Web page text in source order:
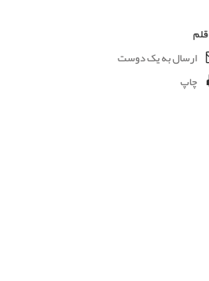
قلم
ارسال به یک دوست
چاپ